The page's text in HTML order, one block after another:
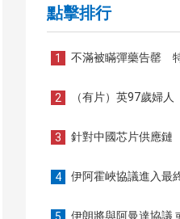
點擊排行
1 不滿被瞞彈藥告罄
2 （有片）英97歲婦
3 針對中國芯片供應鏈
4 伊阿霍峽協議進入最
5 伊朗將與阿曼達協議